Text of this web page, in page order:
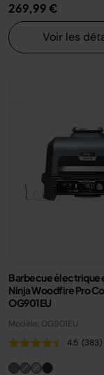
269,99 €
Voir les
Barbecue électrique
Ninja Woodfire Pro
OG901EU
Modèle: OG901EU
4.5 (383)